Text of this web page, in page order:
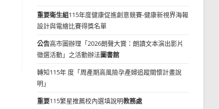
重要衛生組115年度健康促進創意競賽-健康新視界海報
設計與電繪比賽得獎名單
公告高市圖辦理「2026朗聲大賞：朗讀文本演出影片
徵選活動」之活動辦法圖書館
轉知115年 度「周產期高風險孕產婦追蹤關懷計畫說
明」
重要115繁星推薦校內選填說明教務處